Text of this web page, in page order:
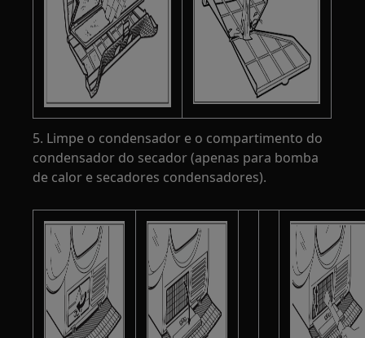
5. Limpe o condensador e o compartimento do
condensador do secador (apenas para bomba
de calor e secadores condensadores).